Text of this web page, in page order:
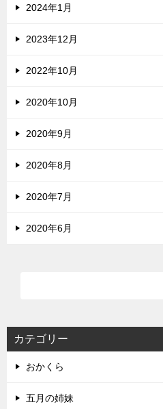
2024年1月
2023年12月
2022年10月
2020年10月
2020年9月
2020年8月
2020年7月
2020年6月
カテゴリー
おかくら
五月の姉妹